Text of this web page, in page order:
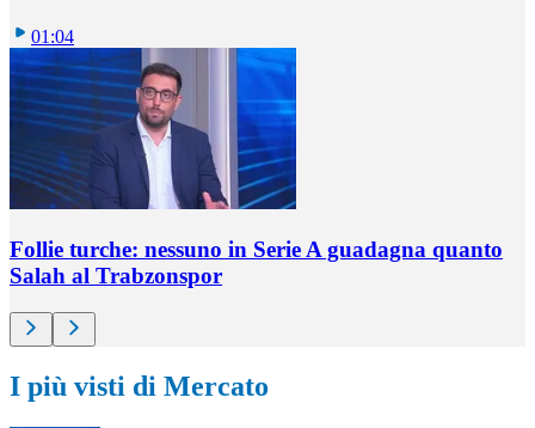
01:04
Follie turche: nessuno in Serie A guadagna quanto
Salah al Trabzonspor
I più visti di Mercato